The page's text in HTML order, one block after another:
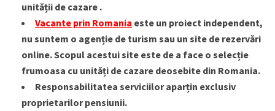
unității de cazare .
Vacante prin Romania este un proiect independent,
nu suntem o agenție de turism sau un site de rezervări
online. Scopul acestui site este de a face o selecție
frumoasa cu unități de cazare deosebite din Romania.
Responsabilitatea serviciilor aparțin exclusiv
proprietarilor pensiunii.